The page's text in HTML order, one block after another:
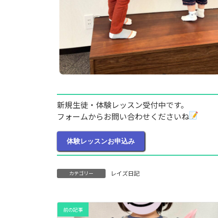
新規生徒・体験レッスン受付中です。
フォームからお問い合わせくださいね
体験レッスンお申込み
カテゴリー レイズ日記
前の記事